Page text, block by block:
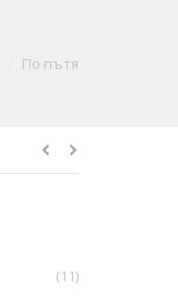
По пътя
(11)